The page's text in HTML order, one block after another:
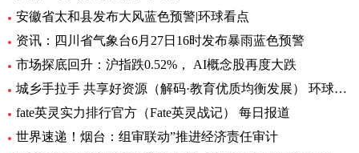
安徽省太和县发布大风蓝色预警|环球看点
资讯：四川省气象台6月27日16时发布暴雨蓝色预警
市场探底回升：沪指跌0.52%， AI概念股再度大跌
城乡手拉手 共享好资源（解码·教育优质均衡发展） 环球通讯
fate英灵实力排行官方（Fate英灵战记） 每日报道
世界速递！烟台：组审联动”推进经济责任审计